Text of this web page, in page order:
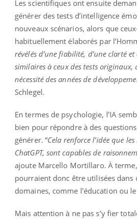
Les scientifiques ont ensuite
générer des tests d’intelligence
nouveaux scénarios, alors que
habituellement élaborés par
révélés d’une fiabilité, d’une clarté et
similaires à ceux des tests
nécessité des années de
Schlegel.
En termes de psychologie, l’IA
bien pour répondre à des
générer. “Cela renforce l’idée que
ChatGPT, sont capables de
ajoute Marcello Mortillaro. À
pourraient donc être utilisées dans
domaines, comme l’éducation ou
Mais attention à ne pas s’y fier